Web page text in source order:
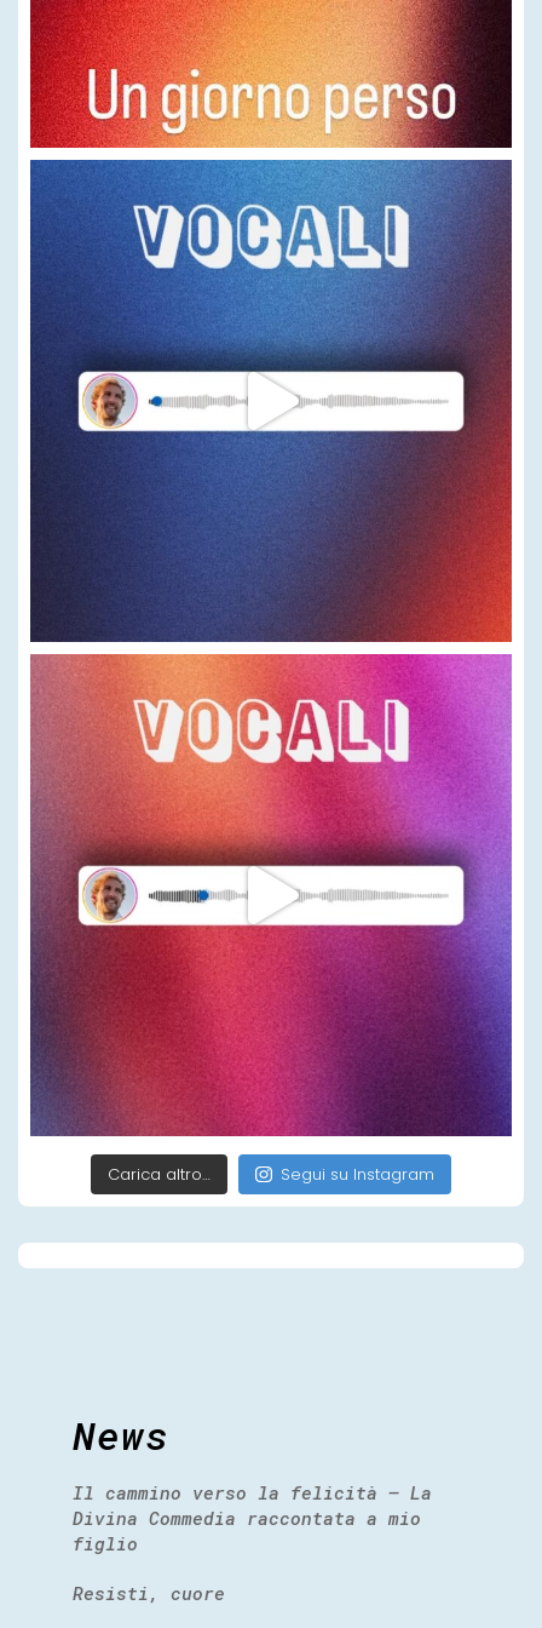
Carica altro… Segui su Instagram
News
Il cammino verso la felicità – La
Divina Commedia raccontata a mio
figlio
Resisti, cuore